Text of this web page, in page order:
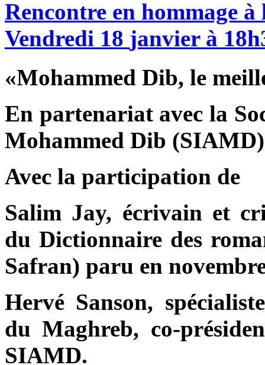
Rencontre en hommage à
Vendredi 18 janvier à
«Mohammed Dib, le
En partenariat avec la
Mohammed Dib (SIAMD)
Avec la participation de
Salim Jay, écrivain et
du Dictionnaire des
Safran) paru en
Hervé Sanson,
du Maghreb, co-
SIAMD.